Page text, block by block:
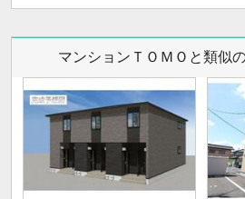
マンションＴＯＭＯと類似